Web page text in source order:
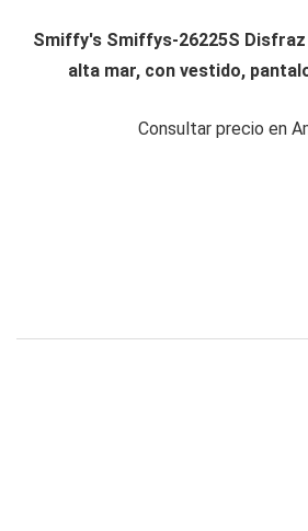
Smiffy's Smiffys-26225S
alta mar, con vestido,
Consultar precio en